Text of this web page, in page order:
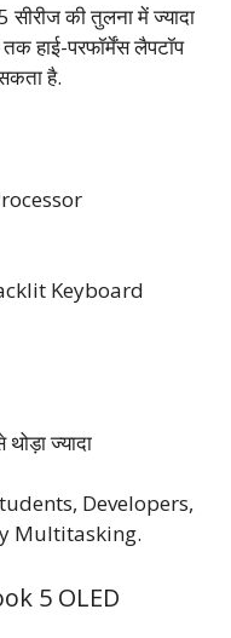
की तुलना में ज्यादा
हाई-परफॉर्मेंस लैपटॉप
है.
Keyboard
ज्यादा
Developers,
Multitasking.
5 OLED